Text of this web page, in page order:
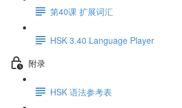
第40课 扩展词汇
HSK 3.40 Language Player
附录
HSK 语法参考表